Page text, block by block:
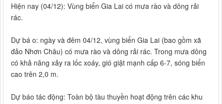
Hiện nay (04/12): Vùng biển Gia Lai có mưa rào và dông rải
rác.
Dự bá o: ngày và đêm 04/12, vùng biển Gia Lai (bao gồm xã
đảo Nhơn Châu) có mưa rào và dông rải rác. Trong mưa dông
có khả năng xảy ra lốc xoáy, gió giật mạnh cấp 6-7, sóng biển
cao trên 2,0 m.
Dự báo tác động: Toàn bộ tàu thuyền hoạt động trên các khu